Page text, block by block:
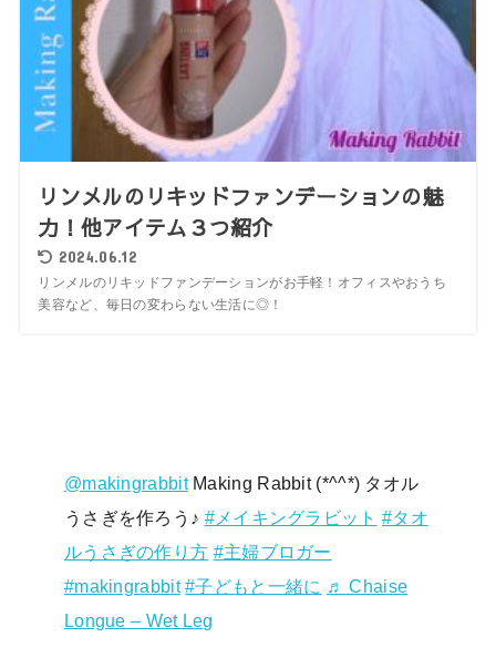
リンメルのリキッドファンデーションの魅
力！他アイテム３つ紹介
2024.06.12
リンメルのリキッドファンデーションがお手軽！オフィスやおうち
美容など、毎日の変わらない生活に◎！
@makingrabbitMaking Rabbit (*^^*) タオル
うさぎを作ろう♪ #メイキングラビット #タオ
ルうさぎの作り方 #主婦ブロガー
#makingrabbit #子どもと一緒に
♬ Chaise
Longue – Wet Leg